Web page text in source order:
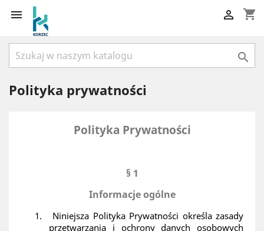
 shopping_cart


Polityka prywatności
Polityka Prywatności
§ 1
Informacje ogólne
1.
Niniejsza Polityka Prywatności określa zasady
przetwarzania i ochrony danych osobowych